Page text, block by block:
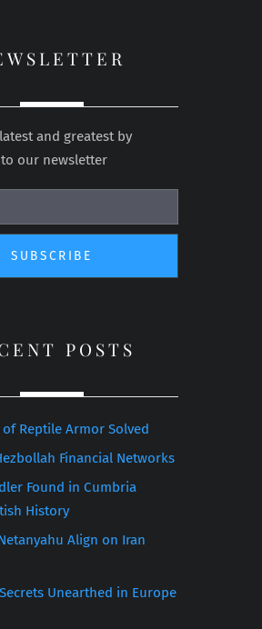
and greatest by
our newsletter
POSTS
Reptile Armor Solved
Financial Networks
Found in Cumbria
History
Align on Iran
Unearthed in Europe